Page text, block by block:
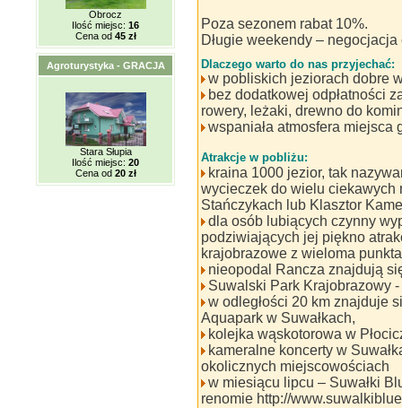
Obrocz
Ilość miejsc: 16
Cena od 45 zł
Agroturystyka - GRACJA
Stara Słupia
Ilość miejsc: 20
Cena od 20 zł
Poza sezonem rabat 10%.
Długie weekendy – negocjacja
Dlaczego warto do nas przyjechać:
w pobliskich jeziorach dobre
bez dodatkowej odpłatności
rowery, leżaki, drewno do
wspaniała atmosfera miejsca
Atrakcje w pobliżu:
kraina 1000 jezior, tak
wycieczek do wielu ciekawych
Stańczykach lub Klasztor
dla osób lubiących czynny
podziwiających jej piękno
krajobrazowe z wieloma
nieopodal Rancza znajdują
Suwalski Park Krajobrazowy
w odległości 20 km znajduje
Aquapark w Suwałkach,
kolejka wąskotorowa w
kameralne koncerty w
okolicznych miejscowościach
w miesiącu lipcu – Suwałki
renomie http://